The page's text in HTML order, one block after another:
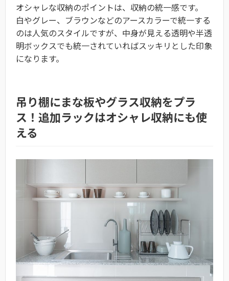
オシャレな収納のポイントは、収納の統一感です。
白やグレー、ブラウンなどのアースカラーで統一する
のは人気のスタイルですが、中身が見える透明や半透
明ボックスでも統一されていればスッキリとした印象
になります。
吊り棚にまな板やグラス収納をプラ
ス！追加ラックはオシャレ収納にも使
える